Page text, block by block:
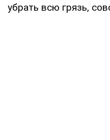
убрать всю грязь,